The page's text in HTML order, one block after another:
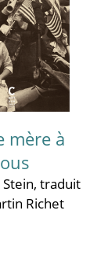
mère à
, traduit
Richet